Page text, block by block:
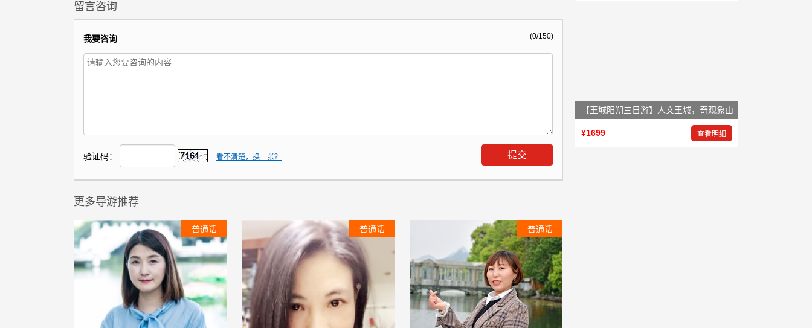
留言咨询
(0/150)
我要咨询
验证码： 看不清楚，换一张？
更多导游推荐
普通话 普通话 普通话
【王城阳朔三日游】人文王城，奇观象山
查看明细
¥1699